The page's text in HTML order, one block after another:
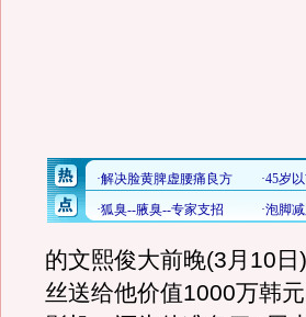
的文熙俊大前晚(3月10
丝送给他价值1000万韩